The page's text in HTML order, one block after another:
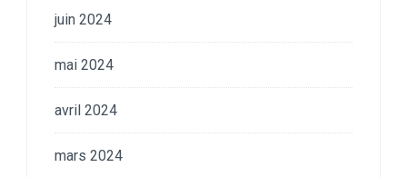
juin 2024
mai 2024
avril 2024
mars 2024